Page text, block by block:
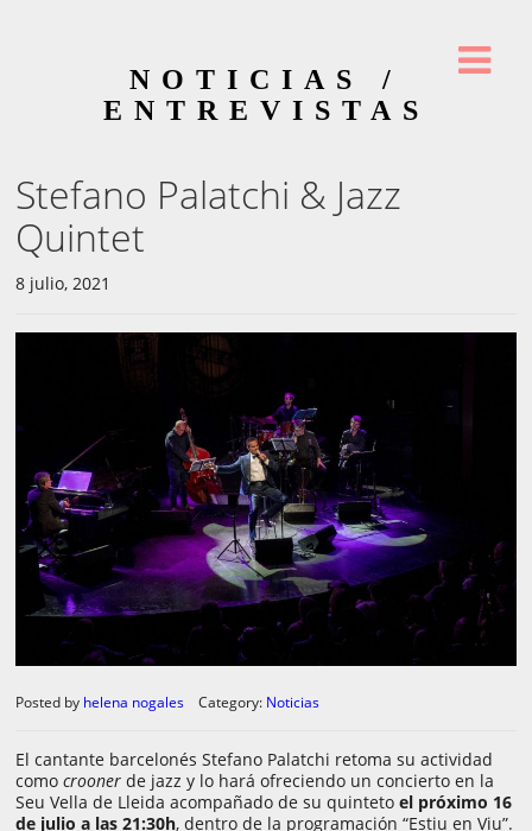
NOTICIAS /
ENTREVISTAS
Stefano Palatchi & Jazz
Quintet
8 julio, 2021
Posted by helena nogales Category: Noticias
El cantante barcelonés Stefano Palatchi retoma su actividad
como crooner de jazz y lo hará ofreciendo un concierto en la
Seu Vella de Lleida acompañado de su quinteto el próximo 16
de julio a las 21:30h, dentro de la programación “Estiu en Viu”.